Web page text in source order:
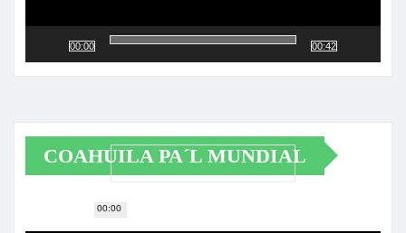
00:00
00:00
00:42
COAHUILA PA´L MUNDIAL
Reproductor